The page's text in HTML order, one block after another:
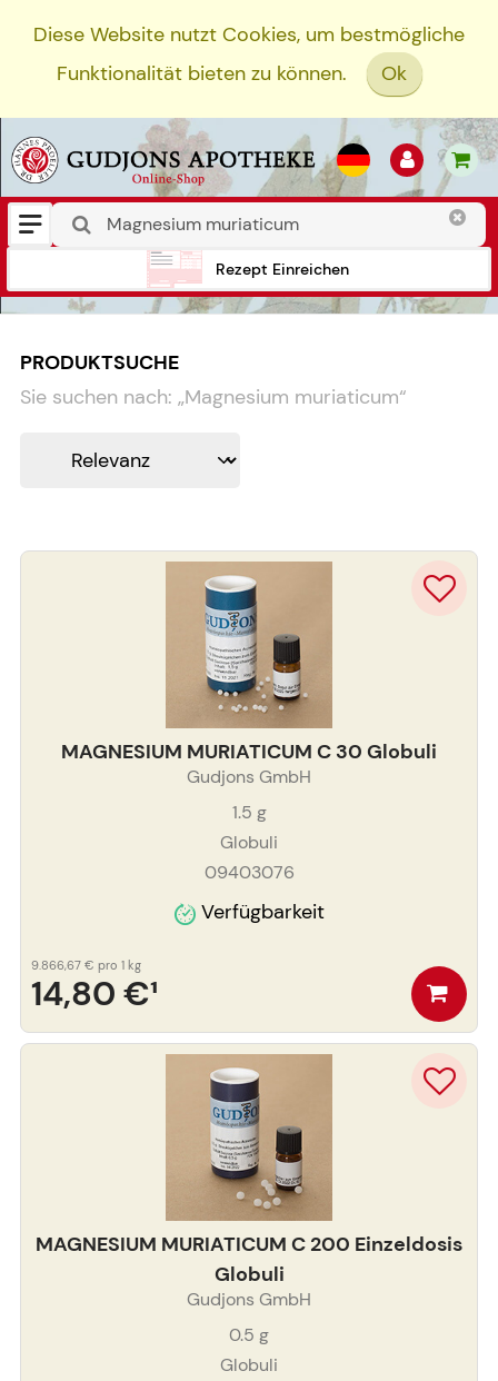
Diese Website nutzt Cookies, um bestmögliche
Funktionalität bieten zu können.
Ok
Rezept Einreichen
PRODUKTSUCHE
Sie suchen nach: „Magnesium muriaticum“
MAGNESIUM MURIATICUM C 30 Globuli
Gudjons GmbH
1.5 g
Globuli
09403076
Verfügbarkeit
14,80 €¹
9.866,67 € pro 1 kg
MAGNESIUM MURIATICUM C 200 Einzeldosis
Globuli
Gudjons GmbH
0.5 g
Globuli